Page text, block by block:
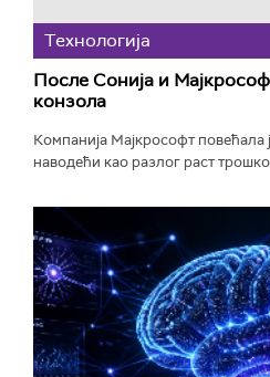
Технологијa
После Сонија и
конзола
Компанија Мајкрософт повећала
наводећи као разлог раст